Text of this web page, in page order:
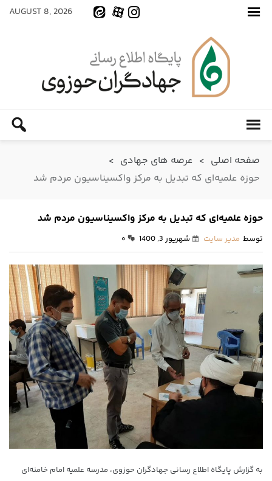
AUGUST 8, 2026
صفحه اصلی > عرصه های جهادی >
حوزه علمیه‌ای که تبدیل به مرکز واکسیناسیون مردم شد
حوزه علمیه‌ای که تبدیل به مرکز واکسیناسیون مردم شد
توسط مدیر سایت شهریور 3, 1400 ۰
به گزارش پایگاه اطلاع رسانی جهادگران حوزوی، مدرسه علمیه امام خامنه‌ای